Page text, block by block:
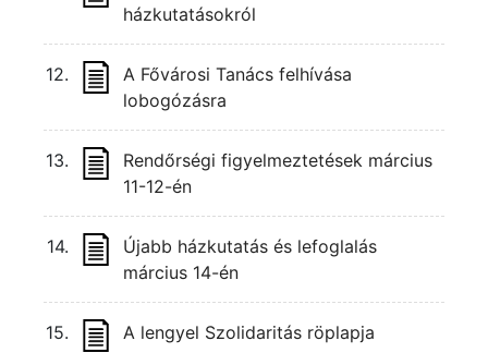
házkutatásokról
12.
A Fővárosi Tanács felhívása
lobogózásra
13.
Rendőrségi figyelmeztetések március
11-12-én
14.
Újabb házkutatás és lefoglalás
március 14-én
15. A lengyel Szolidaritás röplapja